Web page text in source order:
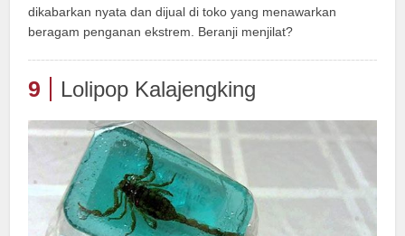
dikabarkan nyata dan dijual di toko yang menawarkan
beragam penganan ekstrem. Beranji menjilat?
9 Lolipop Kalajengking